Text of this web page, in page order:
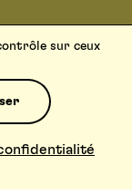
sur ceux